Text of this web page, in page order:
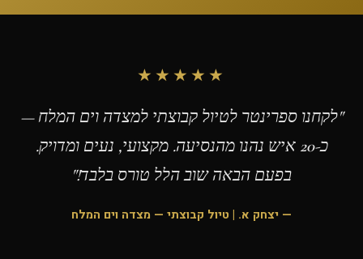
★★★★★
"לקחנו ספרינטר לטיול קבוצתי למצדה וים המלח —
כ-20 איש נהנו מהנסיעה. מקצועי, נעים ומדויק.
בפעם הבאה שוב הלל טורס בלבד!"
— יצחק א. | טיול קבוצתי — מצדה וים המלח